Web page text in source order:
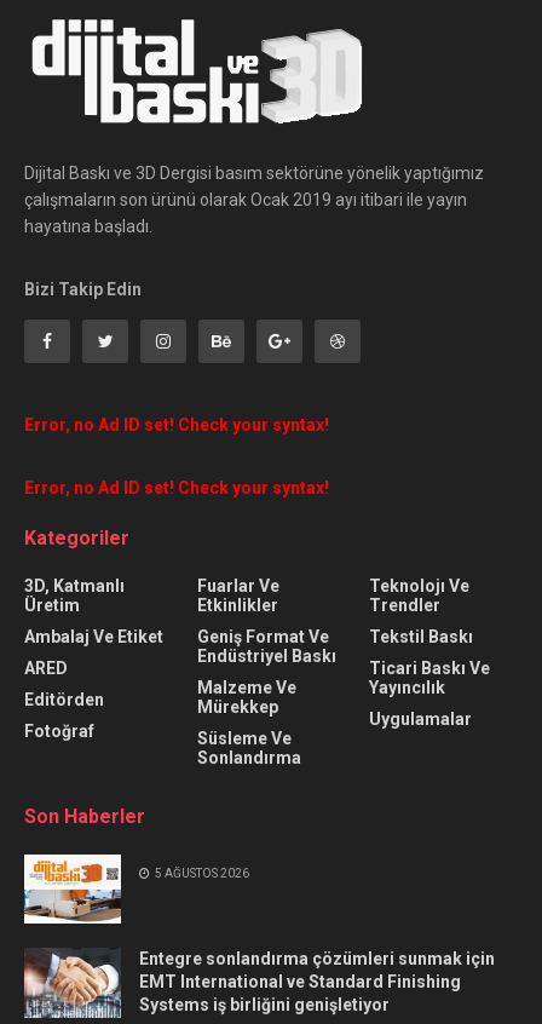
Dijital Baskı ve 3D Dergisi basım sektörüne yönelik yaptığımız
çalışmaların son ürünü olarak Ocak 2019 ayı itibari ile yayın
hayatına başladı.
Bizi Takip Edin
Error, no Ad ID set! Check your syntax!
Error, no Ad ID set! Check your syntax!
Kategoriler
3D, Katmanlı
Üretim
Ambalaj Ve Etiket
ARED
Editörden
Fotoğraf
Fuarlar Ve
Etkinlikler
Geniş Format Ve
Endüstriyel Baskı
Malzeme Ve
Mürekkep
Süsleme Ve
Sonlandırma
Teknolojı Ve
Trendler
Tekstil Baskı
Ticari Baskı Ve
Yayıncılık
Uygulamalar
Son Haberler
5 AĞUSTOS 2026
Entegre sonlandırma çözümleri sunmak için
EMT International ve Standard Finishing
Systems iş birliğini genişletiyor